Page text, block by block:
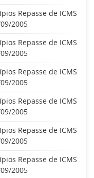
Repasse de ICMS
2005
Repasse de ICMS
2005
Repasse de ICMS
2005
Repasse de ICMS
2005
Repasse de ICMS
2005
Repasse de ICMS
2005